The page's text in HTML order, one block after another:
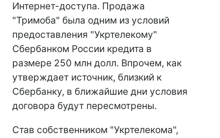
Интернет-доступа. Продажа
"Тримоба" была одним из условий
предоставления "Укртелекому"
Сбербанком России кредита в
размере 250 млн долл. Впрочем, как
утверждает источник, близкий к
Сбербанку, в ближайшие дни условия
договора будут пересмотрены.
Став собственником "Укртелекома",